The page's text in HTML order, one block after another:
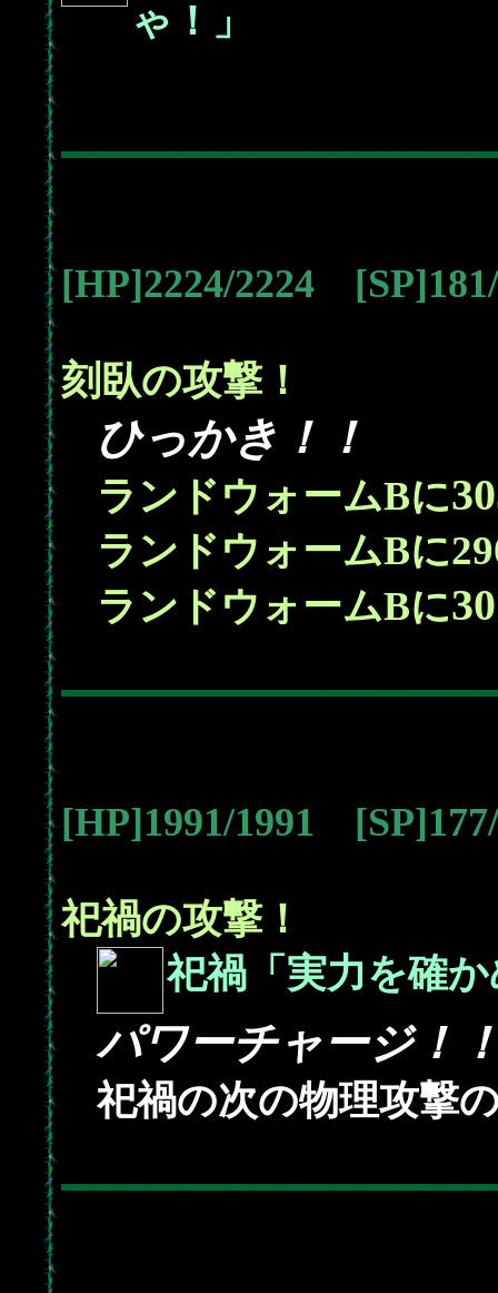
ゃ！」
[HP]2224/2224
刻臥の攻撃！
ひっかき！！
ランドウォームBに
ランドウォームBに
ランドウォームBに
[HP]1991/1991
祀禍の攻撃！
祀禍「実力を確
パワーチャージ！
祀禍の次の物理攻撃